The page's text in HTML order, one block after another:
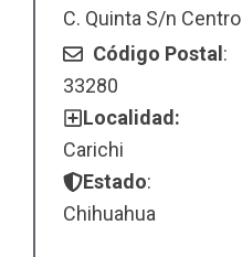
C. Quinta S/n Centro
Código Postal :
33280
Localidad:
Carichi
Estado:
Chihuahua